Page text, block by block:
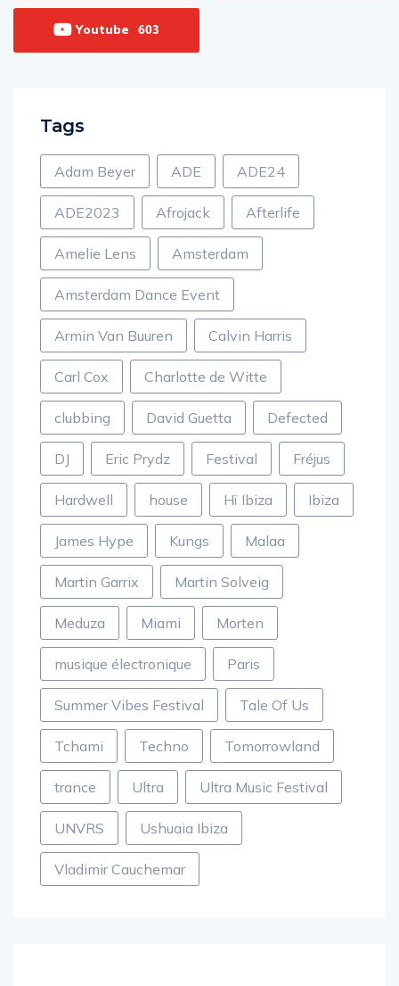
603
Adam Beyer ADE ADE24
ADE2023 Afrojack Afterlife
Amelie Lens Amsterdam
Amsterdam Dance Event
Armin Van Buuren Calvin Harris
Carl Cox Charlotte de Witte
clubbing David Guetta Defected
DJ Eric Prydz Festival Fréjus
Hardwell house Hï Ibiza Ibiza
James Hype Kungs Malaa
Martin Garrix Martin Solveig
Meduza Miami Morten
musique électronique Paris
Summer Vibes Festival Tale Of Us
Tchami Techno Tomorrowland
trance Ultra Ultra Music Festival
UNVRS Ushuaia Ibiza
Vladimir Cauchemar